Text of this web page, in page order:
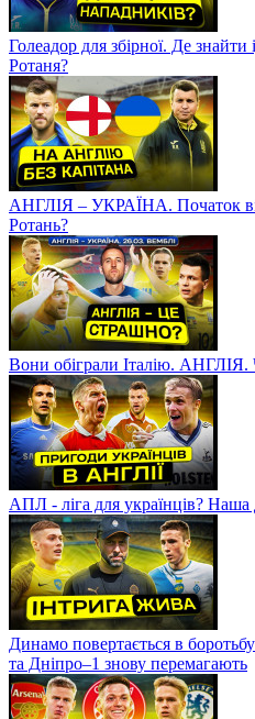
Голеадор для збірної. Де
Ротаня?
АНГЛІЯ – УКРАЇНА. Початок
Ротань?
Вони обіграли Італію. АНГЛІЯ.
АПЛ - ліга для українців? Наша
Динамо повертається в
та Дніпро–1 знову перемагають